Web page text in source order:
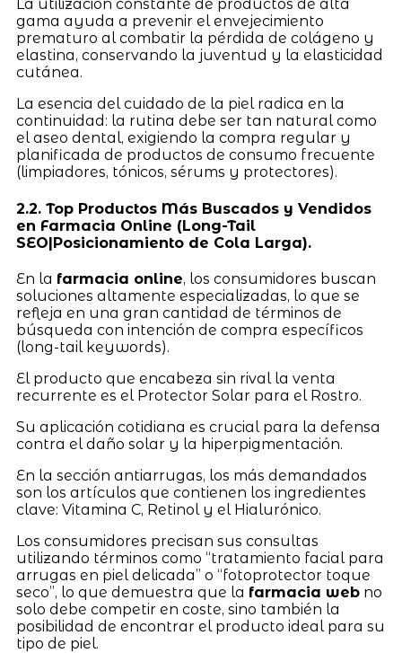
La utilización constante de productos de alta
gama ayuda a prevenir el envejecimiento
prematuro al combatir la pérdida de colágeno y
elastina, conservando la juventud y la elasticidad
cutánea.
La esencia del cuidado de la piel radica en la
continuidad: la rutina debe ser tan natural como
el aseo dental, exigiendo la compra regular y
planificada de productos de consumo frecuente
(limpiadores, tónicos, sérums y protectores).
2.2. Top Productos Más Buscados y Vendidos
en Farmacia Online (Long-Tail
SEO|Posicionamiento de Cola Larga).
En la farmacia online, los consumidores buscan
soluciones altamente especializadas, lo que se
refleja en una gran cantidad de términos de
búsqueda con intención de compra específicos
(long-tail keywords).
El producto que encabeza sin rival la venta
recurrente es el Protector Solar para el Rostro.
Su aplicación cotidiana es crucial para la defensa
contra el daño solar y la hiperpigmentación.
En la sección antiarrugas, los más demandados
son los artículos que contienen los ingredientes
clave: Vitamina C, Retinol y el Hialurónico.
Los consumidores precisan sus consultas
utilizando términos como “tratamiento facial para
arrugas en piel delicada” o “fotoprotector toque
seco”, lo que demuestra que la farmacia webno
solo debe competir en coste, sino también la
posibilidad de encontrar el producto ideal para su
tipo de piel.